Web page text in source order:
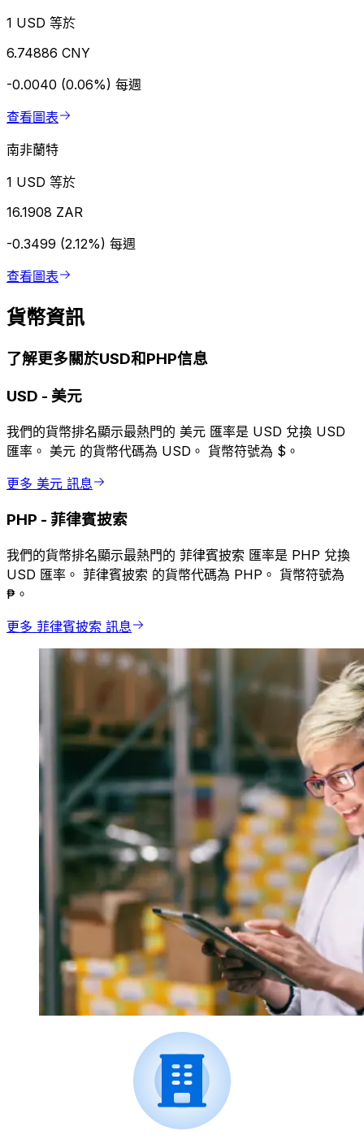
1 USD 等於
6.74886 CNY
-0.0040 (0.06%) 每週
查看圖表
南非蘭特
1 USD 等於
16.1908 ZAR
-0.3499 (2.12%) 每週
查看圖表
貨幣資訊
了解更多關於USD和PHP信息
USD - 美元
我們的貨幣排名顯示最熱門的 美元 匯率是 USD 兌換 USD
匯率。 美元 的貨幣代碼為 USD。 貨幣符號為 $。
更多 美元 訊息
PHP - 菲律賓披索
我們的貨幣排名顯示最熱門的 菲律賓披索 匯率是 PHP 兌換
USD 匯率。 菲律賓披索 的貨幣代碼為 PHP。 貨幣符號為
₱。
更多 菲律賓披索 訊息